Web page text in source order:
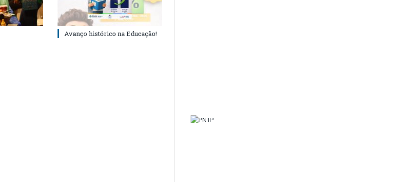
Avanço histórico na Educação!